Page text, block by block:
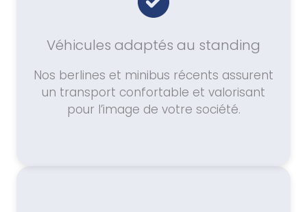
Véhicules adaptés au standing
Nos berlines et minibus récents assurent
un transport confortable et valorisant
pour l’image de votre société.